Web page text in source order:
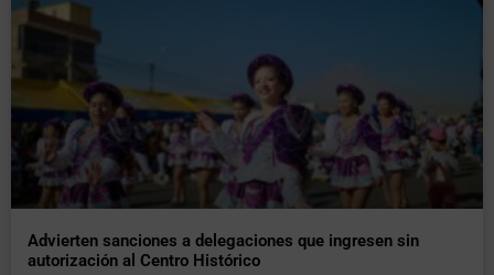
Advierten sanciones a delegaciones que ingresen sin
autorización al Centro Histórico